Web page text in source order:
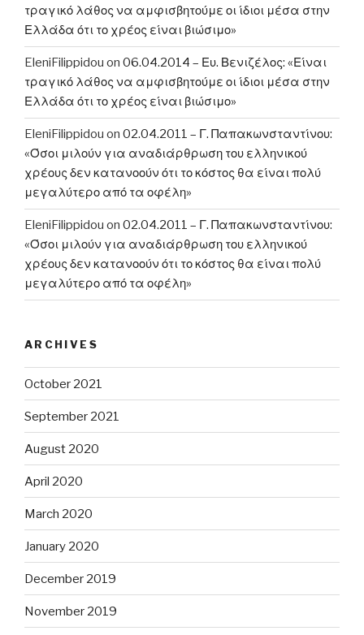
τραγικό λάθος να αμφισβητούμε οι ίδιοι μέσα στην
Ελλάδα ότι το χρέος είναι βιώσιμο»
EleniFilippidou on 06.04.2014 – Ευ. Βενιζέλος: «Είναι
τραγικό λάθος να αμφισβητούμε οι ίδιοι μέσα στην
Ελλάδα ότι το χρέος είναι βιώσιμο»
EleniFilippidou on 02.04.2011 – Γ. Παπακωνσταντίνου:
«Όσοι μιλούν για αναδιάρθρωση του ελληνικού
χρέους δεν κατανοούν ότι το κόστος θα είναι πολύ
μεγαλύτερο από τα οφέλη»
EleniFilippidou on 02.04.2011 – Γ. Παπακωνσταντίνου:
«Όσοι μιλούν για αναδιάρθρωση του ελληνικού
χρέους δεν κατανοούν ότι το κόστος θα είναι πολύ
μεγαλύτερο από τα οφέλη»
ARCHIVES
October 2021
September 2021
August 2020
April 2020
March 2020
January 2020
December 2019
November 2019